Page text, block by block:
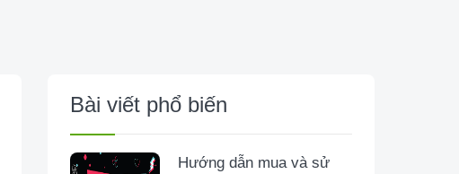
Bài viết phổ biến
Hướng dẫn mua và sử